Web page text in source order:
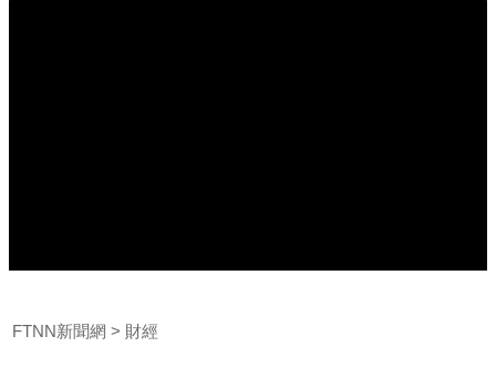
FTNN新聞網 財經